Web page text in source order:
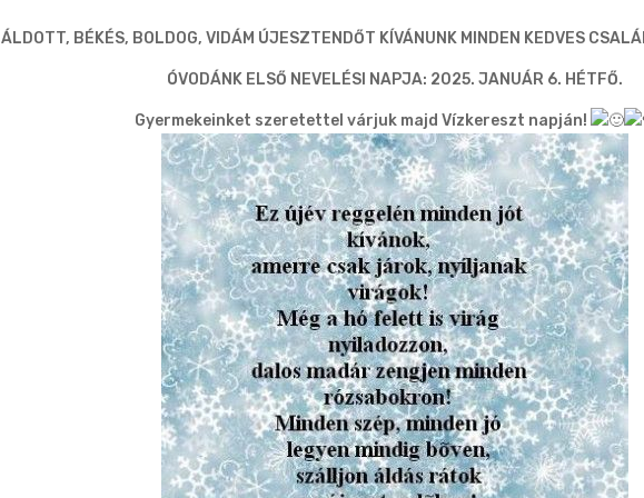
ÁLDOTT, BÉKÉS, BOLDOG, VIDÁM ÚJESZTENDŐT KÍVÁNUNK MINDEN KEDVES
ÓVODÁNK ELSŐ NEVELÉSI NAPJA: 2025. JANUÁR 6. HÉTFŐ.
Gyermekeinket szeretettel várjuk majd Vízkereszt napján!